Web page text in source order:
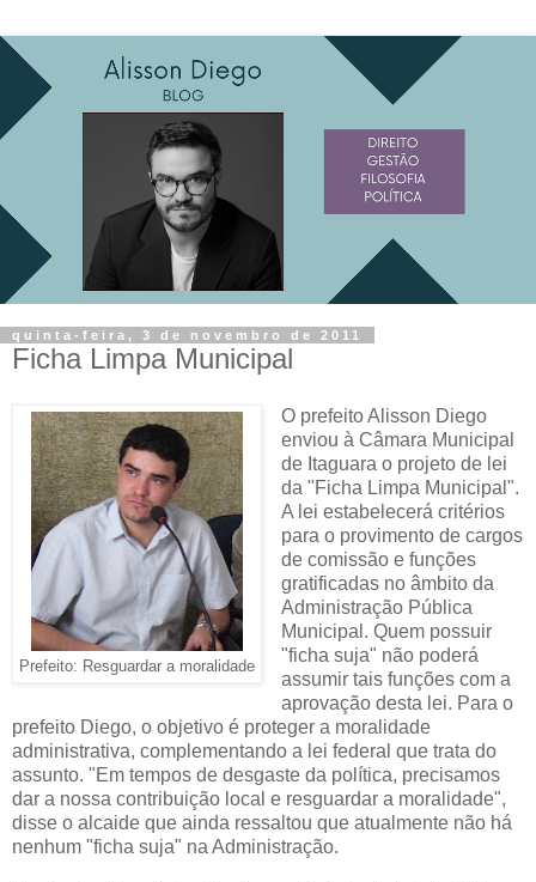
quinta-feira, 3 de novembro de 2011
Ficha Limpa Municipal
Prefeito: Resguardar a moralidade
O prefeito Alisson Diego
enviou à Câmara Municipal
de Itaguara o projeto de lei
da "Ficha Limpa Municipal".
A lei estabelecerá critérios
para o provimento de cargos
de comissão e funções
gratificadas no âmbito da
Administração Pública
Municipal. Quem possuir
"ficha suja" não poderá
assumir tais funções com a
aprovação desta lei. Para o
prefeito Diego, o objetivo é proteger a moralidade
administrativa, complementando a lei federal que trata do
assunto. "Em tempos de desgaste da política, precisamos
dar a nossa contribuição local e resguardar a moralidade",
disse o alcaide que ainda ressaltou que atualmente não há
nenhum "ficha suja" na Administração.